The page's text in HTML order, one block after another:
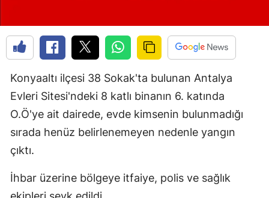
Konyaaltı ilçesi 38 Sokak'ta bulunan Antalya
Evleri Sitesi'ndeki 8 katlı binanın 6. katında
O.Ö'ye ait dairede, evde kimsenin bulunmadığı
sırada henüz belirlenemeyen nedenle yangın
çıktı.
İhbar üzerine bölgeye itfaiye, polis ve sağlık